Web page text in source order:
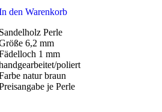
den Warenkorb
Perle
6,2 mm
1 mm
poliert
natur braun
je Perle